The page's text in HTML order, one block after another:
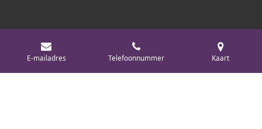
© 2019 - 2026 Behoudvanoud
Powered byJouwWeb
E-mailadres Telefoonnummer Kaart